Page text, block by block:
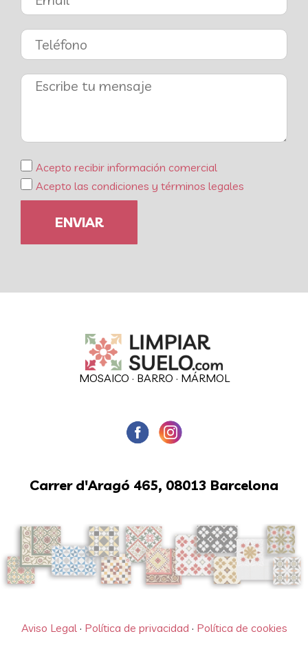
Acepto recibir información comercial
Acepto las condiciones y términos legales
ENVIAR
MOSAICO · BARRO · MÁRMOL
Carrer d'Aragó 465, 08013 Barcelona
Aviso Legal · Política de privacidad · Política de cookies